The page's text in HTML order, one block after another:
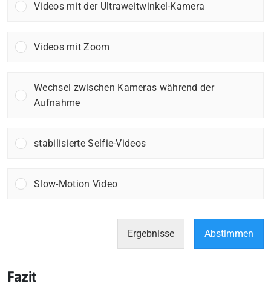
Videos mit der Ultraweitwinkel-Kamera
Videos mit Zoom
Wechsel zwischen Kameras während der
Aufnahme
stabilisierte Selfie-Videos
Slow-Motion Video
Ergebnisse Abstimmen
Fazit